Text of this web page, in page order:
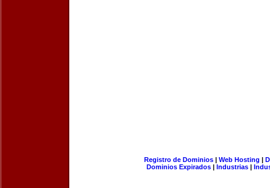
Registro de Dominios| Web Hosting |
Dominios Expirados | Industrias |